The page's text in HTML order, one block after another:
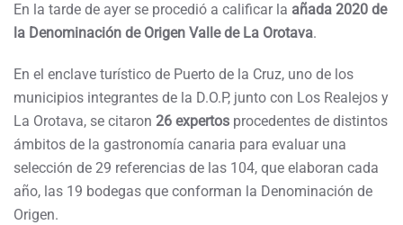
En la tarde de ayer se procedió a calificar la añada 2020 de
la Denominación de Origen Valle de La Orotava.
En el enclave turístico de Puerto de la Cruz, uno de los
municipios integrantes de la D.O.P, junto con Los Realejos y
La Orotava, se citaron 26 expertos procedentes de distintos
ámbitos de la gastronomía canaria para evaluar una
selección de 29 referencias de las 104, que elaboran cada
año, las 19 bodegas que conforman la Denominación de
Origen.